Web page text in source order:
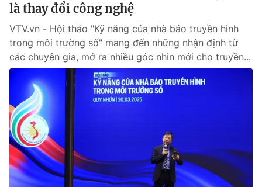
là thay đổi công nghệ
VTV.vn - Hội thảo "Kỹ năng của nhà báo truyền hình
trong môi trường số" mang đến những nhận định từ
các chuyên gia, mở ra nhiều góc nhìn mới cho truyền...